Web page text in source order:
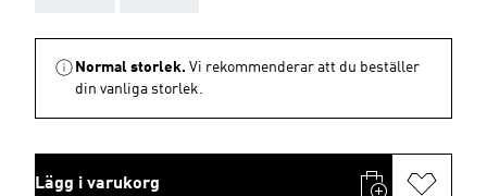
Normal storlek. Vi rekommenderar att du beställer
din vanliga storlek.
Lägg i varukorg